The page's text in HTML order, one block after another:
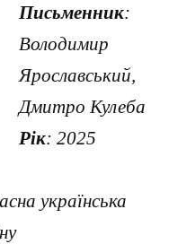
Письменник:
Володимир
Ярославський,
Дмитро Кулеба
Рік: 2025
українська